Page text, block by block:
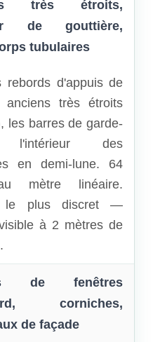
très étroits,
de gouttière,
tubulaires
rebords d'appuis de
anciens très étroits
les barres de garde-
l'intérieur des
en demi-lune. 64
mètre linéaire.
le plus discret —
à 2 mètres de
de fenêtres
corniches,
de façade